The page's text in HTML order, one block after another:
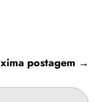
postagem →